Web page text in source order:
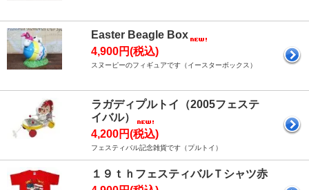
Easter Beagle Box
4,900円(税込)
スヌーピーのフィギュアです（イースターボックス）
ラガディプルトイ（2005フェステ
イバル）
4,200円(税込)
フェスティバル記念雑貨です（プルトイ）
１９ｔｈフェスティバルＴシャツ赤